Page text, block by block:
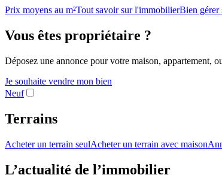
Prix moyens au m²Tout savoir sur l'immobilierBien gérer
Vous êtes propriétaire ?
Déposez une annonce pour votre maison, appartement,
Je souhaite vendre mon bien
Neuf
Terrains
Acheter un terrain seulAcheter un terrain avec maison
L’actualité de l’immobilier